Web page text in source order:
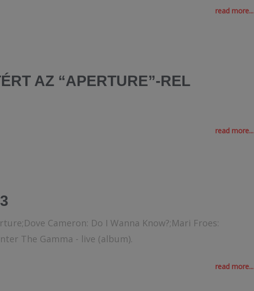
read more...
AZ “APERTURE”-REL
read more...
Cameron: Do I Wanna Know?;Mari Froes:
The Gamma - live (album).
read more...